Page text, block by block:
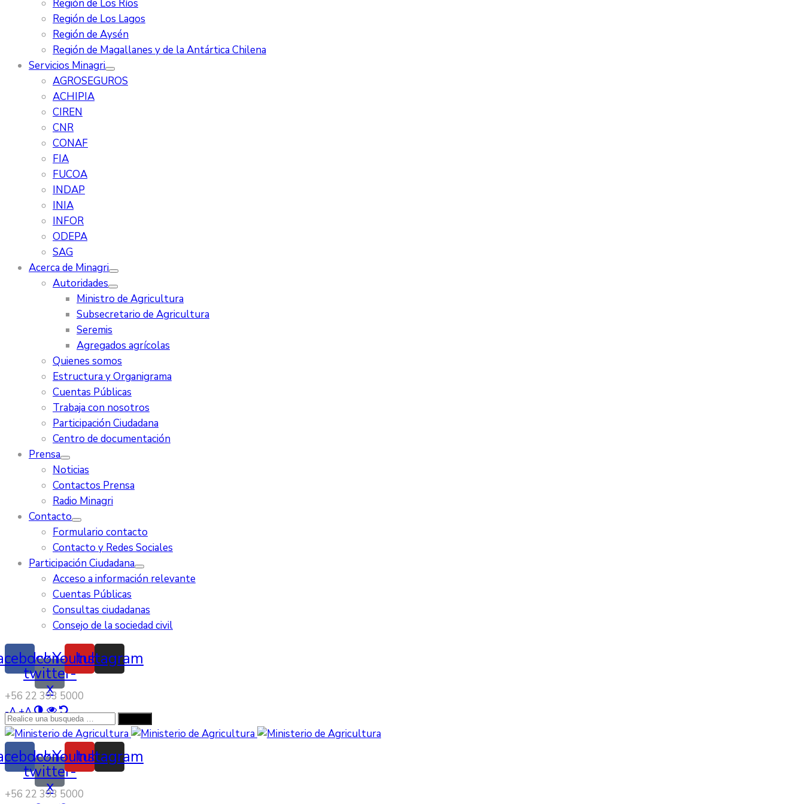
Región de Los Ríos
Región de Los Lagos
Región de Aysén
Región de Magallanes y de la Antártica Chilena
Servicios Minagri
AGROSEGUROS
ACHIPIA
CIREN
CNR
CONAF
FIA
FUCOA
INDAP
INIA
INFOR
ODEPA
SAG
Acerca de Minagri
Autoridades
Ministro de Agricultura
Subsecretario de Agricultura
Seremis
Agregados agrícolas
Quienes somos
Estructura y Organigrama
Cuentas Públicas
Trabaja con nosotros
Participación Ciudadana
Centro de documentación
Prensa
Noticias
Contactos Prensa
Radio Minagri
Contacto
Formulario contacto
Contacto y Redes Sociales
Participación Ciudadana
Acceso a información relevante
Cuentas Públicas
Consultas ciudadanas
Consejo de la sociedad civil
Icon-
twitter-
x
Youtube
Instagram
‭+56 22 393 5000‬
-A+A
Icon-
twitter-
x
Youtube
Instagram
‭+56 22 393 5000‬